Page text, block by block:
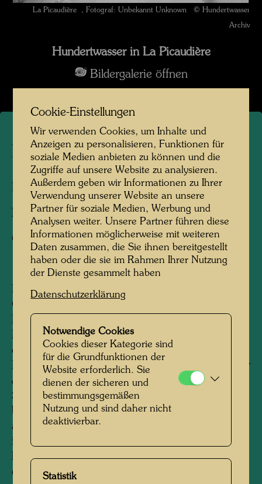
La Picaudière , Fotograf: Unbekannt Unknown © Hundertwasser
Archiv
Hundertwasser in La Picaudière
Bildergalerie öffnen
La Picaudière
La Picaudière, Frankreich, 1958
Fotograf:Unbekannt Unknown
Copyright:Hundertwasser Archiv
Den Bauernhof La Picaudière, gelegen an der
Grenze von Normandie und Persche, hat
Hundertwasser 1957, einem Hinweis seines
Malerfreundes, René Brô folgend, von seinen
ersten regelmäßigen Einkünften als bildender
Künstler erworben. Bis etwa Mitte der sechziger
Jahre gehörte das - nicht mit elektrischem
Strom und fließendem Wasser ausgestattete -
bescheidene Gehöft (seit 1962 dann neben der
angemieteten Wohnung in der Casa de Maria
in Venedig) zu seinen Lebensschwerpunkten (er
hatte deren immer mehrere). Hier hat er in der
ersten Hälfte der sechziger Jahre längere Zeit
Cookie-Einstellungen
Wir verwenden Cookies, um Inhalte und
Anzeigen zu personalisieren, Funktionen für
soziale Medien anbieten zu können und die
Zugriffe auf unsere Website zu analysieren.
Außerdem geben wir Informationen zu Ihrer
Verwendung unserer Website an unsere
Partner für soziale Medien, Werbung und
Analysen weiter. Unsere Partner führen diese
Informationen möglicherweise mit weiteren
Daten zusammen, die Sie ihnen bereitgestellt
haben oder die sie im Rahmen Ihrer Nutzung
der Dienste gesammelt haben
Datenschutzerklärung
Notwendige Cookies
Cookies dieser Kategorie sind
für die Grundfunktionen der
Website erforderlich. Sie
dienen der sicheren und
bestimmungsgemäßen
Nutzung und sind daher nicht
deaktivierbar.
Statistik